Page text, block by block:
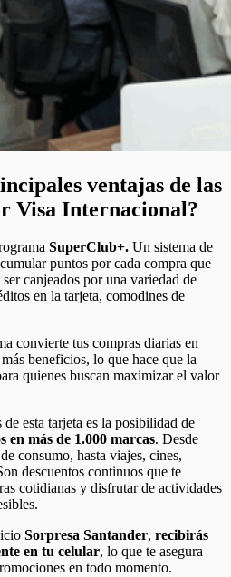
ventajas de las
Visa Internacional?
SuperClub+. Un sistema de
puntos por cada compra que
canjeados por una variedad de
en la tarjeta, comodines de
convierte tus compras diarias en
beneficios, lo que hace que la
quienes buscan maximizar el valor
esta tarjeta es la posibilidad de
en más de 1.000 marcas. Desde
consumo, hasta viajes, cines,
descuentos continuos que te
cotidianas y disfrutar de actividades
Sorpresa Santander, recibirás
en tu celular, lo que te asegura
en todo momento.